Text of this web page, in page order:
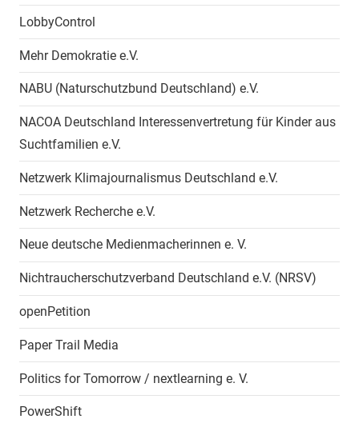
LobbyControl
Mehr Demokratie e.V.
NABU (Naturschutzbund Deutschland) e.V.
NACOA Deutschland Interessenvertretung für Kinder aus
Suchtfamilien e.V.
Netzwerk Klimajournalismus Deutschland e.V.
Netzwerk Recherche e.V.
Neue deutsche Medienmacherinnen e. V.
Nichtraucherschutzverband Deutschland e.V. (NRSV)
openPetition
Paper Trail Media
Politics for Tomorrow / nextlearning e. V.
PowerShift